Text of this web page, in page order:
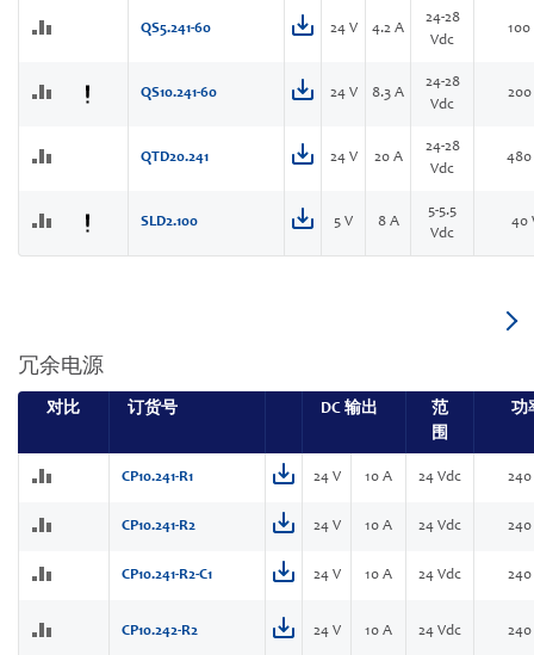
QS5.241-60 24 V 4.2 A
24-28
Vdc
100
QS10.241-60 24 V 8.3 A
24-28
Vdc
200
QTD20.241 24 V 20 A
24-28
Vdc
480
SLD2.100 5 V 8 A
5-5.5
Vdc
40
冗余电源
对比 订货号 DC 输出
范
围
功
CP10.241-R1 24 V 10 A 24 Vdc 240
CP10.241-R2 24 V 10 A 24 Vdc 240
CP10.241-R2-C1 24 V 10 A 24 Vdc 240
CP10.242-R2 24 V 10 A 24 Vdc 240